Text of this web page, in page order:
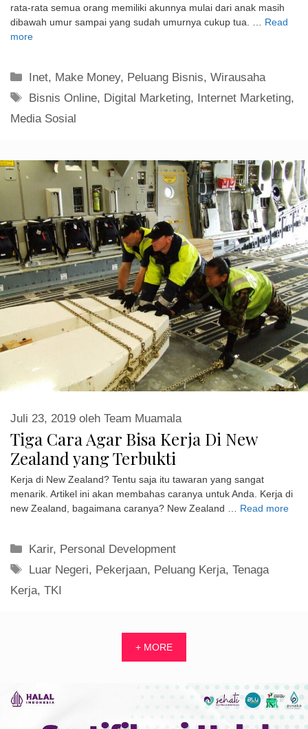
rata-rata semua orang memiliki akunnya mulai dari anak masih
dibawah umur sampai yang sudah umurnya cukup tua. … Read
more
Kategori
Inet, Make Money, Peluang Bisnis,Wirausaha
Tag
Bisnis Online, Digital Marketing, Internet Marketing,
Media Sosial
Tiga Cara Agar Bisa Kerja Di New
Zealand yang Terbukti
Juli 23, 2019 oleh Team Muamala
Kerja di New Zealand? Tentu saja itu tawaran yang sangat
menarik. Artikel ini akan membahas caranya untuk Anda. Kerja di
new Zealand, bagaimana caranya? New Zealand …
Read more
Kategori
Karir, Personal Development
Tag
Luar Negeri, Pekerjaan, Peluang Kerja,Tenaga
Kerja, TKI
+ MORE